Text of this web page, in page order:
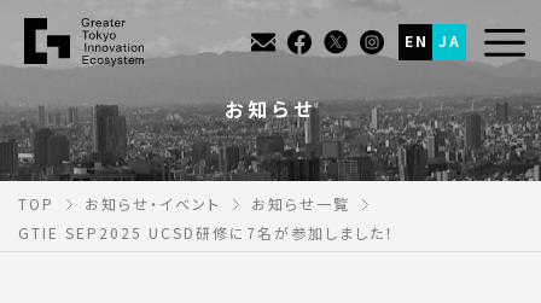
EN JA
お知らせ
TOP お知らせ・イベント
お知らせ一覧
GTIE SEP2025 UCSD研修に7名が参加しました！